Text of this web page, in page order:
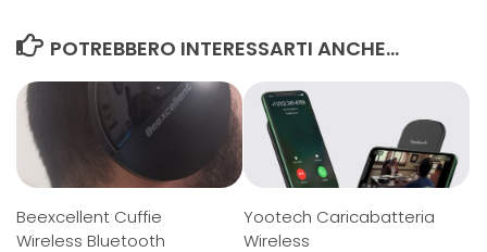
POTREBBERO INTERESSARTI ANCHE...
Beexcellent Cuffie
Wireless Bluetooth
Yootech Caricabatteria
Wireless